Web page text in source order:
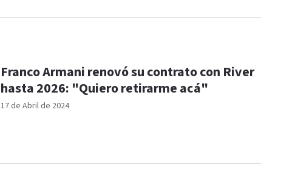
17 de Abril de 2024
Franco Armani renovó su contrato con River
hasta 2026: "Quiero retirarme acá"